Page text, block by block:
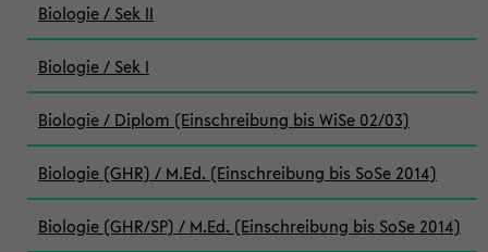
Biologie / Sek II
Biologie / Sek I
Biologie / Diplom (Einschreibung bis WiSe 02/03)
Biologie (GHR) / M.Ed. (Einschreibung bis SoSe 2014)
Biologie (GHR/SP) / M.Ed. (Einschreibung bis SoSe 2014)